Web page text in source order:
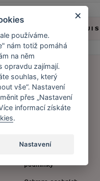
Zákaznický účet
Registrace
podmínky
používáme.
nám totiž pomáhá
na něm
opravdu zajímají.
souhlas, který
vše“. Nastavení
přes „Nastavení
informací získáte
.
Nastavení